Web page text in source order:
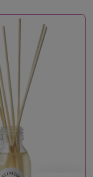
hívják ilyenkor
szükség
lévő